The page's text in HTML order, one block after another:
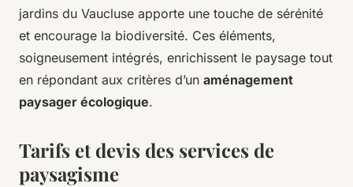
jardins du Vaucluse apporte une touche de sérénité
et encourage la biodiversité. Ces éléments,
soigneusement intégrés, enrichissent le paysage tout
en répondant aux critères d’un aménagement
paysager écologique.
Tarifs et devis des services de
paysagisme